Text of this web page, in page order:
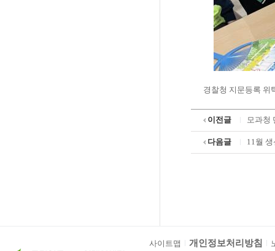
경찰청 지문등록 위
이전글 모과청
다음글 11월
사이트맵 개인정보처리방침